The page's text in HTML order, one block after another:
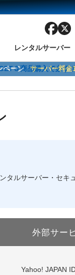
メイン一括検索
WHOIS検索
レンタルサーバー
リュードメインAPI
おすすめ One レンタルサ
以下で
おすすめ One レンタルサ
以下
＆商品購入で必ず
ペーン サーバー料金
タルサーバー・セキ
外部サー
Yahoo! JAPAN